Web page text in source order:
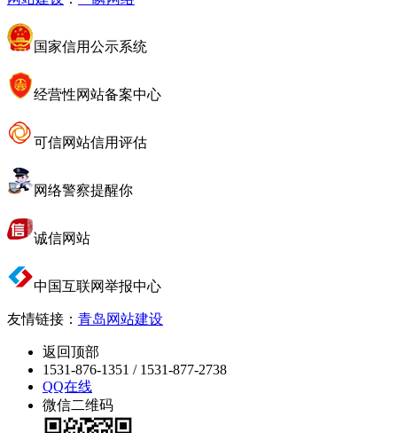
国家信用公示系统
经营性网站备案中心
可信网站信用评估
网络警察提醒你
诚信网站
中国互联网举报中心
友情链接： 青岛网站建设
返回顶部
1531-876-1351 / 1531-877-2738
QQ在线
微信二维码